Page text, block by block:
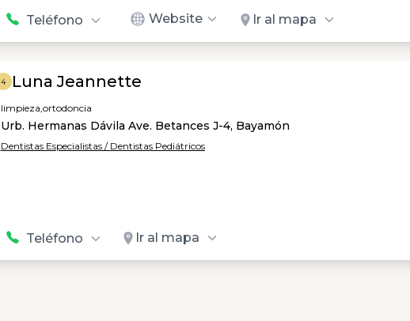
Teléfono Website Ir al mapa
4 Luna Jeannette
limpieza,ortodoncia
Urb. Hermanas Dávila Ave. Betances J-4, Bayamón
Dentistas Especialistas / Dentistas Pediátricos
Teléfono Ir al mapa